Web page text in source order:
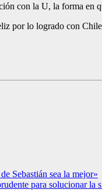
con la U, la forma en
por lo logrado con
Sebastián sea la mejor»
para solucionar la